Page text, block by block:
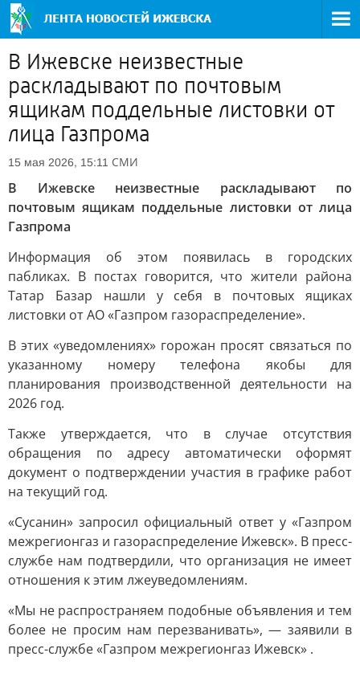
В Ижевске неизвестные
раскладывают по почтовым
ящикам поддельные листовки от
лица Газпрома
15 мая 2026, 15:11 СМИ
В Ижевске неизвестные раскладывают по
почтовым ящикам поддельные листовки от лица
Газпрома
Информация об этом появилась в городских
пабликах. В постах говорится, что жители района
Татар Базар нашли у себя в почтовых ящиках
листовки от АО «Газпром газораспределение».
В этих «уведомлениях» горожан просят связаться по
указанному номеру телефона якобы для
планирования производственной деятельности на
2026 год.
Также утверждается, что в случае отсутствия
обращения по адресу автоматически оформят
документ о подтверждении участия в графике работ
на текущий год.
«Сусанин» запросил официальный ответ у «Газпром
межрегионгаз и газораспределение Ижевск». В пресс-
службе нам подтвердили, что организация не имеет
отношения к этим лжеуведомлениям.
«Мы не распространяем подобные объявления и тем
более не просим нам перезванивать», — заявили в
пресс-службе «Газпром межрегионгаз Ижевск» .